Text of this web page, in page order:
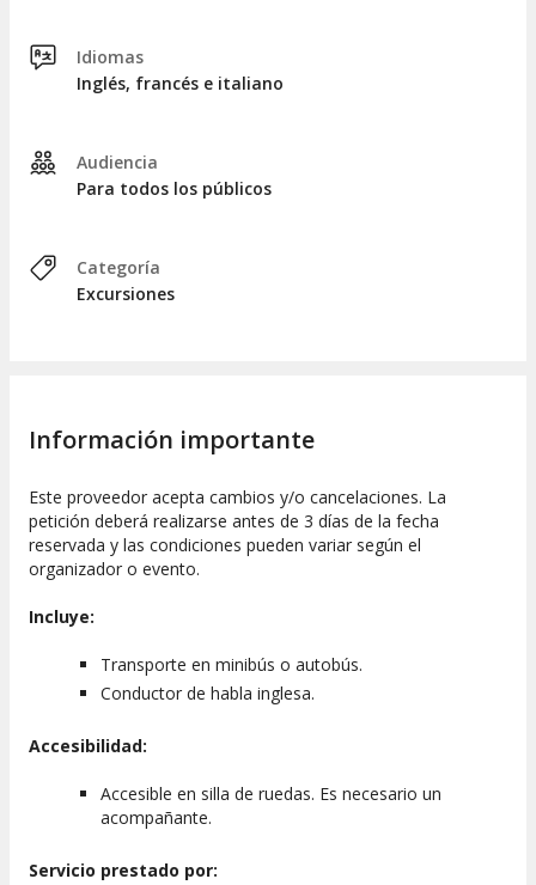
Idiomas
Inglés, francés e italiano
Audiencia
Para todos los públicos
Categoría
Excursiones
Información importante
Este proveedor acepta cambios y/o cancelaciones. La
petición deberá realizarse antes de 3 días de la fecha
reservada y las condiciones pueden variar según el
organizador o evento.
Incluye:
Transporte en minibús o autobús.
Conductor de habla inglesa.
Accesibilidad:
Accesible en silla de ruedas. Es necesario un
acompañante.
Servicio prestado por: